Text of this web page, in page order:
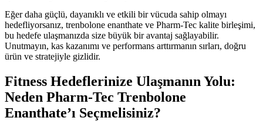
Eğer daha güçlü, dayanıklı ve etkili bir vücuda sahip olmayı
hedefliyorsanız, trenbolone enanthate ve Pharm-Tec kalite birleşimi,
bu hedefe ulaşmanızda size büyük bir avantaj sağlayabilir.
Unutmayın, kas kazanımı ve performans arttırmanın sırları, doğru
ürün ve stratejiyle gizlidir.
Fitness Hedeflerinize Ulaşmanın Yolu:
Neden Pharm-Tec Trenbolone
Enanthate’ı Seçmelisiniz?